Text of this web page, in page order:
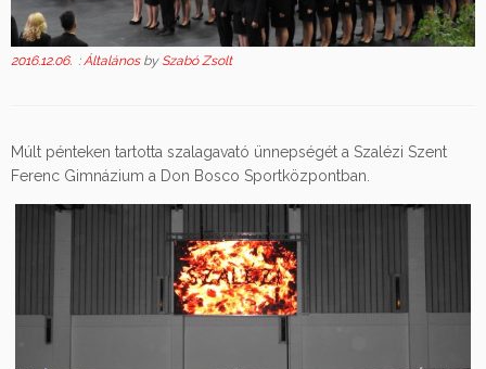
2016.12.06. :Általános by Szabó Zsolt
Múlt pénteken tartotta szalagavató ünnepségét a Szalézi Szent
Ferenc Gimnázium a Don Bosco Sportközpontban.